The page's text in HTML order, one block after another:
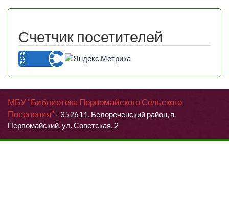
Счетчик посетителей
МБУ "Библиотека Первомайского Сельского
Поселения" - 352611, Белореченский район, п.
Первомайский, ул. Советская, 2